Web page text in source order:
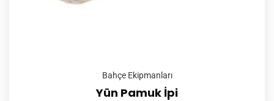
Bahçe Ekipmanları
Yün Pamuk İpi